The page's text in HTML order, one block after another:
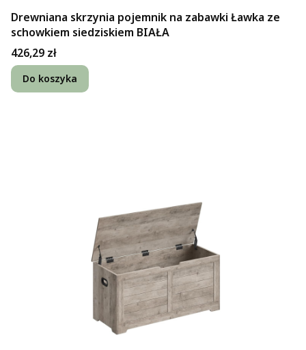
Drewniana skrzynia pojemnik na zabawki Ławka ze
schowkiem siedziskiem BIAŁA
Cena
426,29 zł
Do koszyka